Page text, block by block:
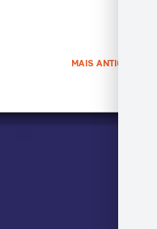
MAIS ANTIGAS